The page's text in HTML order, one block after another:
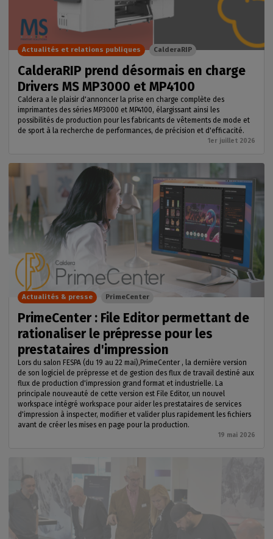
CalderaRIP prend désormais en charge
Drivers MS MP3000 et MP4100
Caldera a le plaisir d'annoncer la prise en charge complète des
imprimantes des séries MP3000 et MP4100, élargissant ainsi les
possibilités de production pour les fabricants de vêtements de mode et
de sport à la recherche de performances, de précision et d'efficacité.
1er juillet 2026
Actualités et relations publiques CalderaRIP
PrimeCenter : File Editor permettant de
rationaliser le prépresse pour les
prestataires d'impression
Lors du salon FESPA (du 19 au 22 mai),PrimeCenter , la dernière version
de son logiciel de prépresse et de gestion des flux de travail destiné aux
flux de production d'impression grand format et industrielle. La
principale nouveauté de cette version est File Editor, un nouvel
workspace intégré workspace pour aider les prestataires de services
d'impression à inspecter, modifier et valider plus rapidement les fichiers
avant de créer les mises en page pour la production.
19 mai 2026
Actualités & presse PrimeCenter